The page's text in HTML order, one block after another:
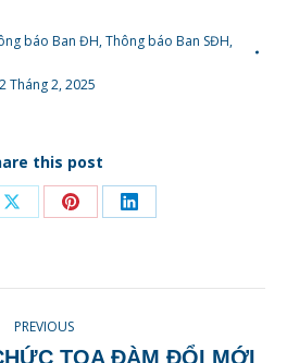
báo Ban ĐH,Thông báo Ban SĐH,
Tháng 2, 2025
this post
Share Share Share
PREVIOUS
TỌA ĐÀM ĐỔI MỚI